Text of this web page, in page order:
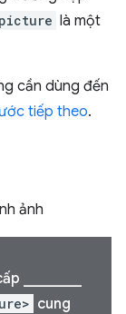
picture là một
cần dùng đến
tiếp theo.
ảnh
________
cung